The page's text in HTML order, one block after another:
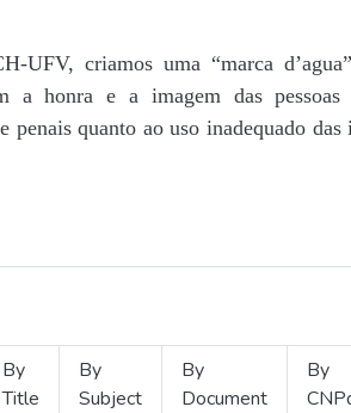
UFV, criamos uma “marca
a honra e a imagem das
quanto ao uso inadequado
By
Title
By
Subject
By
Document
By